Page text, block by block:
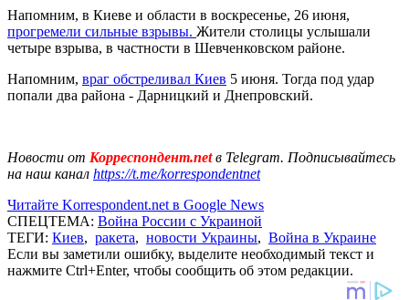
Напомним, в Киеве и области в воскресенье, 26 июня,
прогремели сильные взрывы. Жители столицы услышали
четыре взрыва, в частности в Шевченковском районе.
Напомним, враг обстреливал Киев 5 июня. Тогда под удар
попали два района - Дарницкий и Днепровский.
Новости от Корреспондент.netв Telegram. Подписывайтесь
на наш канал https://t.me/korrespondentnet
Читайте Korrespondent.net в Google News
СПЕЦТЕМА: Война России с Украиной
ТЕГИ: Киев, ракета, новости Украины, Война в Украине
Если вы заметили ошибку, выделите необходимый текст и
нажмите Ctrl+Enter, чтобы сообщить об этом редакции.